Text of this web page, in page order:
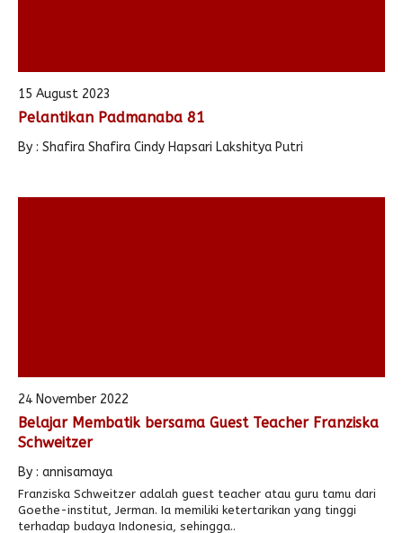
15 August 2023
Pelantikan Padmanaba 81
By : Shafira Shafira Cindy Hapsari Lakshitya Putri
24 November 2022
Belajar Membatik bersama Guest Teacher Franziska
Schweitzer
By : annisamaya
Franziska Schweitzer adalah guest teacher atau guru tamu dari
Goethe-institut, Jerman. Ia memiliki ketertarikan yang tinggi
terhadap budaya Indonesia, sehingga..